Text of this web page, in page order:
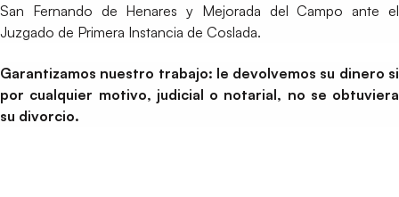
San Fernando de Henares y Mejorada del Campo ante el
Juzgado de Primera Instancia de Coslada.
Garantizamos nuestro trabajo: le devolvemos su dinero si
por cualquier motivo, judicial o notarial, no se obtuviera
su divorcio.